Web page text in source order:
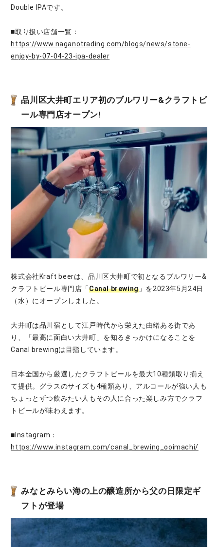
Double IPAです。
■取り扱い店舗一覧：
https://www.naganotrading.com/blogs/news/stone-
enjoy-by-07-04-23-ipa-dealer
品川区大井町エリア初のブルワリー&クラフトビ
ール専門店オープン!
株式会社Kraft beerは、品川区大井町で初となるブルワリー&
クラフトビール専門店「Canal brewing」を2023年5月24日
（水）にオープンしました。
大井町は品川宿として江戸時代から栄えた由緒ある街であ
り、「最高に面白い大井町」を知るきっかけになることを
Canal brewingは目指しています。
日本全国から厳選したクラフトビールを最大10種類取り揃え
て提供。グラスのサイズも4種類あり、アルコールが強い人も
ちょっとずつ飲みたい人もその人に合った楽しみ方でクラフ
トビールが味わえます。
■Instagram：
https://www.instagram.com/canal_brewing_ooimachi/
みなとみらい海の上の醸造所から父の日限定ギ
フトが登場